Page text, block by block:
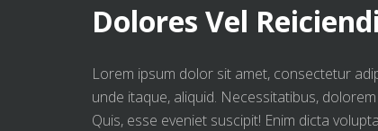
Dolores Vel
Lorem ipsum dolor sit amet, consectetur
unde itaque, aliquid. Necessitatibus,
Quis, esse eveniet suscipit! Enim dicta